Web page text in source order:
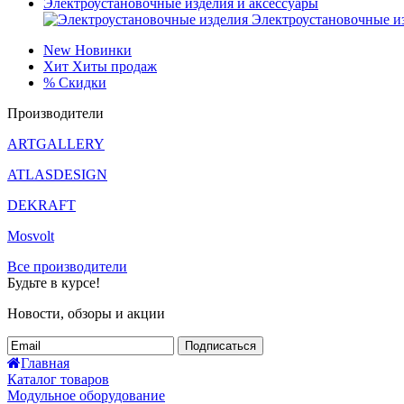
Электроустановочные изделия и аксессуары
Электроустановочные
New Новинки
Хит Хиты продаж
% Скидки
Производители
ARTGALLERY
ATLASDESIGN
DEKRAFT
Mosvolt
Все производители
Будьте в курсе!
Новости, обзоры и акции
Подписаться
Главная
Каталог товаров
Модульное оборудование